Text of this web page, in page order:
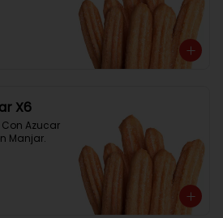
X6
Azucar
Manjar.